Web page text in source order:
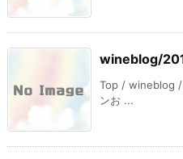
wineblog/
Top / wineblog /
ンお ...